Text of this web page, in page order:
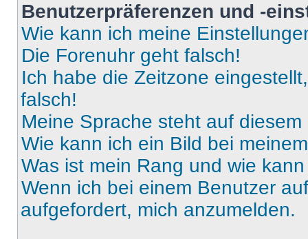
Benutzerpräferenzen und -
Wie kann ich meine
Die Forenuhr geht falsch!
Ich habe die Zeitzone
falsch!
Meine Sprache steht auf
Wie kann ich ein Bild bei
Was ist mein Rang und wie
Wenn ich bei einem Benutzer
aufgefordert, mich anzumelden.